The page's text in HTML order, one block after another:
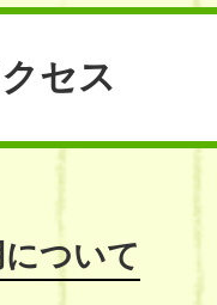
セス
ついて